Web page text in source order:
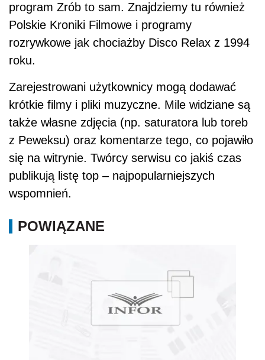
program Zrób to sam. Znajdziemy tu również
Polskie Kroniki Filmowe i programy
rozrywkowe jak chociażby Disco Relax z 1994
roku.
Zarejestrowani użytkownicy mogą dodawać
krótkie filmy i pliki muzyczne. Mile widziane są
także własne zdjęcia (np. saturatora lub toreb
z Peweksu) oraz komentarze tego, co pojawiło
się na witrynie. Twórcy serwisu co jakiś czas
publikują listę top – najpopularniejszych
wspomnień.
POWIĄZANE